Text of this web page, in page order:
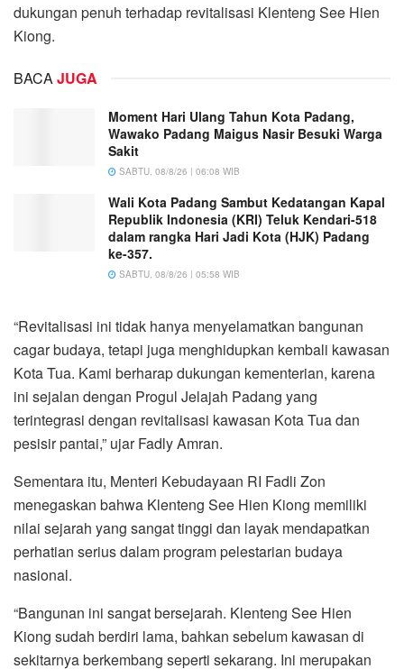
dukungan penuh terhadap revitalisasi Klenteng See Hien
Kiong.
BACAJUGA
Moment Hari Ulang Tahun Kota Padang,
Wawako Padang Maigus Nasir Besuki Warga
Sakit
SABTU, 08/8/26 | 06:08 WIB
Wali Kota Padang Sambut Kedatangan Kapal
Republik Indonesia (KRI) Teluk Kendari-518
dalam rangka Hari Jadi Kota (HJK) Padang
ke-357.
SABTU, 08/8/26 | 05:58 WIB
“Revitalisasi ini tidak hanya menyelamatkan bangunan
cagar budaya, tetapi juga menghidupkan kembali kawasan
Kota Tua. Kami berharap dukungan kementerian, karena
ini sejalan dengan Progul Jelajah Padang yang
terintegrasi dengan revitalisasi kawasan Kota Tua dan
pesisir pantai,” ujar Fadly Amran.
Sementara itu, Menteri Kebudayaan RI Fadli Zon
menegaskan bahwa Klenteng See Hien Kiong memiliki
nilai sejarah yang sangat tinggi dan layak mendapatkan
perhatian serius dalam program pelestarian budaya
nasional.
“Bangunan ini sangat bersejarah. Klenteng See Hien
Kiong sudah berdiri lama, bahkan sebelum kawasan di
sekitarnya berkembang seperti sekarang. Ini merupakan